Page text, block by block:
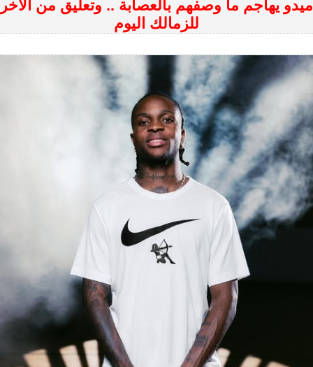
ميدو يهاجم ما وصفهم بالعصابة .. وتعليق من الاخر
للزمالك اليوم